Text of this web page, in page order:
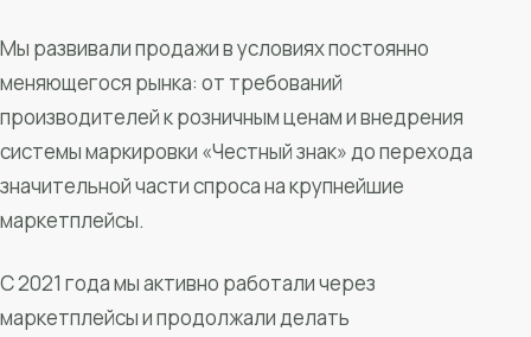
Мы развивали продажи в условиях постоянно
меняющегося рынка: от требований
производителей к розничным ценам и внедрения
системы маркировки «Честный знак» до перехода
значительной части спроса на крупнейшие
маркетплейсы.
С 2021 года мы активно работали через
маркетплейсы и продолжали делать